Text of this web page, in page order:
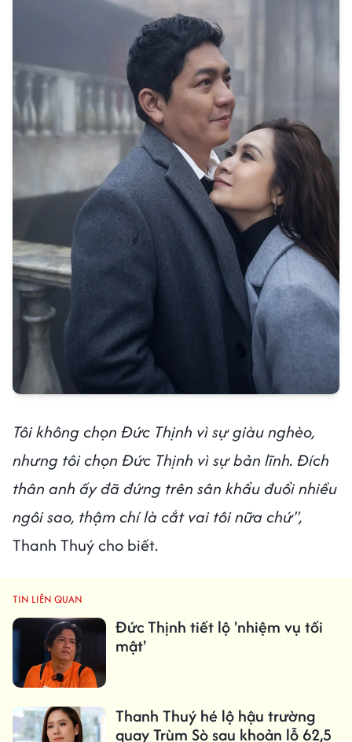
Tôi không chọn Đức Thịnh vì sự giàu nghèo,
nhưng tôi chọn Đức Thịnh vì sự bản lĩnh. Đích
thân anh ấy đã đứng trên sân khẩu đuổi nhiều
ngôi sao, thậm chí là cắt vai tôi nữa chứ",
Thanh Thuý cho biết.
TIN LIÊN QUAN
Đức Thịnh tiết lộ 'nhiệm vụ tối
mật'
Thanh Thuý hé lộ hậu trường
quay Trùm Sò sau khoản lỗ 62,5